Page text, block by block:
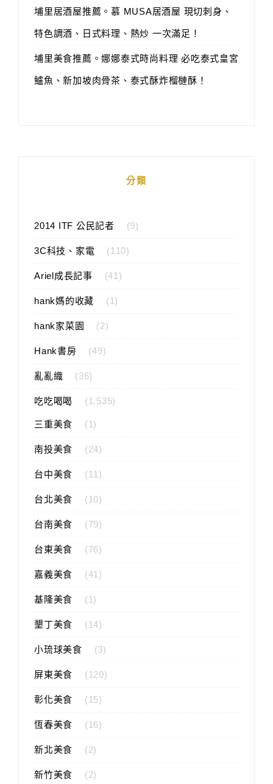
埔里居酒屋推薦。慕 MUSA居酒屋 現切刺身、
特色調酒、日式料理、熱炒 一次滿足！
埔里美食推薦。娜娜泰式時尚料理 必吃泰式皇宮
鱸魚、新加坡肉骨茶、泰式酥炸榴槤酥！
分類
2014 ITF 公民記者 (9)
3C科技、家電 (110)
Ariel成長記事 (41)
hank媽的收藏 (1)
hank家菜園 (2)
Hank書房 (49)
亂亂織 (36)
吃吃喝喝 (1,535)
三重美食 (1)
南投美食 (24)
台中美食 (11)
台北美食 (10)
台南美食 (79)
台東美食 (76)
嘉義美食 (41)
基隆美食 (1)
墾丁美食 (14)
小琉球美食 (3)
屏東美食 (120)
彰化美食 (15)
恆春美食 (16)
新北美食 (2)
新竹美食 (2)